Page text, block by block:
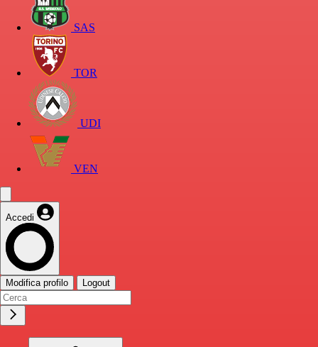
SAS
TOR
UDI
VEN
Accedi
Modifica profilo Logout